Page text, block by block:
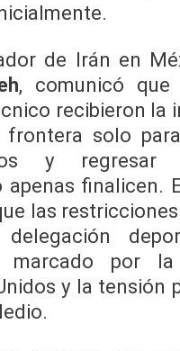
de Irán en
, comunicó
recibieron la
frontera solo
y
apenas finalicen.
las
marcado por
y la tensión